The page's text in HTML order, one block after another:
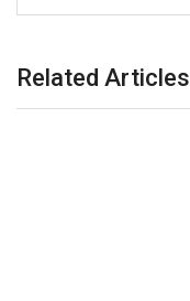
Related Articles